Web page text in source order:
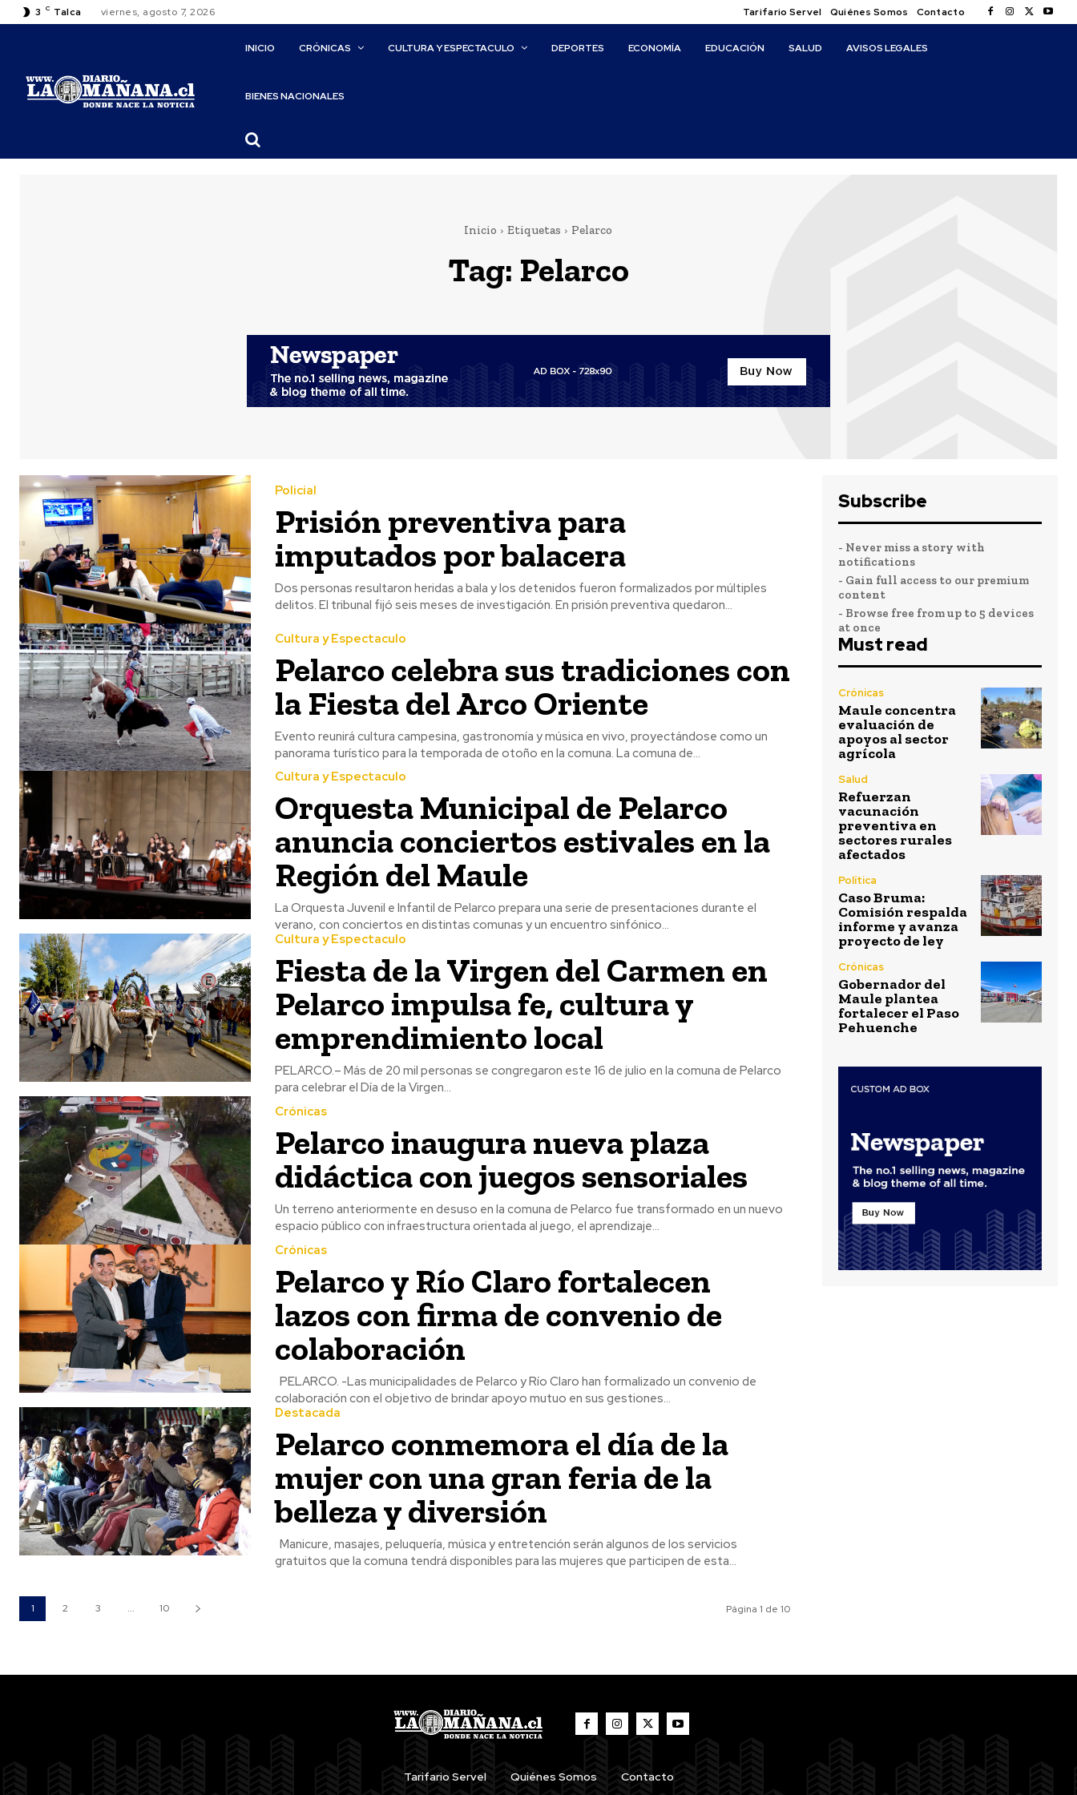
3 C Talca viernes, agosto 7, 2026 Tarifario Servel Quiénes Somos Contacto
INICIO CRÓNICAS CULTURA Y ESPECTACULO DEPORTES ECONOMÍA EDUCACIÓN SALUD AVISOS LEGALES
BIENES NACIONALES
Inicio Etiquetas Pelarco
Tag: Pelarco
Policial
Prisión preventiva para
imputados por balacera
Dos personas resultaron heridas a bala y los detenidos fueron formalizados por múltiples
delitos. El tribunal fijó seis meses de investigación. En prisión preventiva quedaron...
Cultura y Espectaculo
Pelarco celebra sus tradiciones con
la Fiesta del Arco Oriente
Evento reunirá cultura campesina, gastronomía y música en vivo, proyectándose como un
panorama turístico para la temporada de otoño en la comuna. La comuna de...
Cultura y Espectaculo
Orquesta Municipal de Pelarco
anuncia conciertos estivales en la
Región del Maule
La Orquesta Juvenil e Infantil de Pelarco prepara una serie de presentaciones durante el
verano, con conciertos en distintas comunas y un encuentro sinfónico...
Cultura y Espectaculo
Fiesta de la Virgen del Carmen en
Pelarco impulsa fe, cultura y
emprendimiento local
PELARCO.– Más de 20 mil personas se congregaron este 16 de julio en la comuna de Pelarco
para celebrar el Día de la Virgen...
Crónicas
Pelarco inaugura nueva plaza
didáctica con juegos sensoriales
Un terreno anteriormente en desuso en la comuna de Pelarco fue transformado en un nuevo
espacio público con infraestructura orientada al juego, el aprendizaje...
Crónicas
Pelarco y Río Claro fortalecen
lazos con firma de convenio de
colaboración
colaboración con el objetivo de brindar apoyo mutuo en sus gestiones...
Destacada
Pelarco conmemora el día de la
mujer con una gran feria de la
belleza y diversión
gratuitos que la comuna tendrá disponibles para las mujeres que participen de esta...
1 2 3 ... 10 Página 1 de 10
Subscribe
- Never miss a story with
notifications
- Gain full access to our premium
content
- Browse free from up to 5 devices
at once
Must read
Crónicas
Maule concentra
evaluación de
apoyos al sector
agrícola
Salud
Refuerzan
vacunación
preventiva en
sectores rurales
afectados
Política
Caso Bruma:
Comisión respalda
informe y avanza
proyecto de ley
Crónicas
Gobernador del
Maule plantea
fortalecer el Paso
Pehuenche
Tarifario Servel Quiénes Somos Contacto